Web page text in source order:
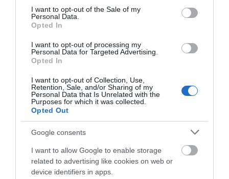
consent section.
I want to opt-out of the Sale of my
Personal Data.
Opted In
I want to opt-out of processing my
Personal Data for Targeted Advertising.
Opted In
I want to opt-out of Collection, Use,
Retention, Sale, and/or Sharing of my
Personal Data that Is Unrelated with the
Purposes for which it was collected.
Opted Out
Google consents
I want to allow Google to enable storage
related to advertising like cookies on web or
device identifiers in apps.
Are you planning a wedding, a corporate retreat, or a special
celebration? At Vassilakis Estate, we offer one of the most
breathtaking wedding venues in Crete, nestled in the nature-